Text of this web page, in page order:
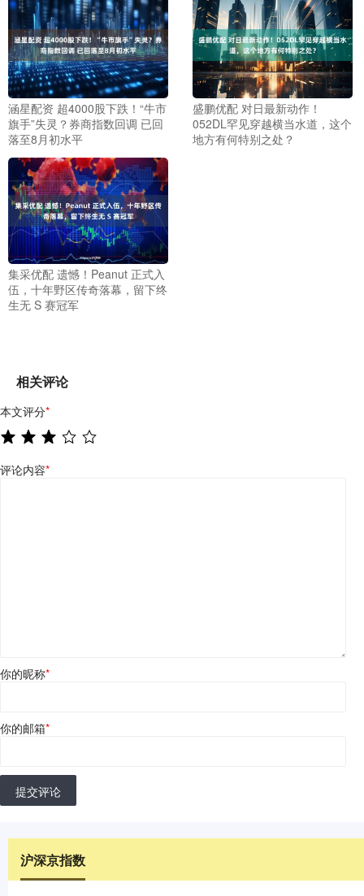
涵星配资 超4000股下跌！“牛市
旗手”失灵？券商指数回调 已回
落至8月初水平
盛鹏优配 对日最新动作！
052DL罕见穿越横当水道，这个
地方有何特别之处？
集采优配 遗憾！Peanut 正式入
伍，十年野区传奇落幕，留下终
生无 S 赛冠军
相关评论
本文评分*
评论内容*
你的昵称*
你的邮箱*
提交评论
沪深京指数